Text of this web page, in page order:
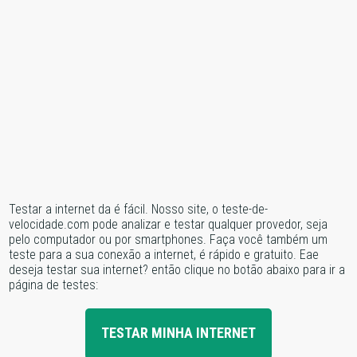
Testar a internet da é fácil. Nosso site, o teste-de-
velocidade.com pode analizar e testar qualquer provedor, seja
pelo computador ou por smartphones. Faça você também um
teste para a sua conexão a internet, é rápido e gratuito. Eae
deseja testar sua internet? então clique no botão abaixo para ir a
página de testes:
TESTAR MINHA INTERNET